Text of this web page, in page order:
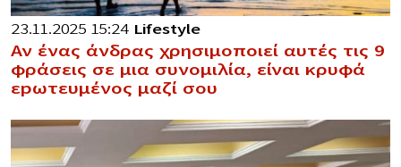
23.11.2025 15:24 Lifestyle
Αν ένας άνδρας χρησιμοποιεί αυτές τις 9
φράσεις σε μια συνομιλία, είναι κρυφά
εpωτευμένος μαζί σου